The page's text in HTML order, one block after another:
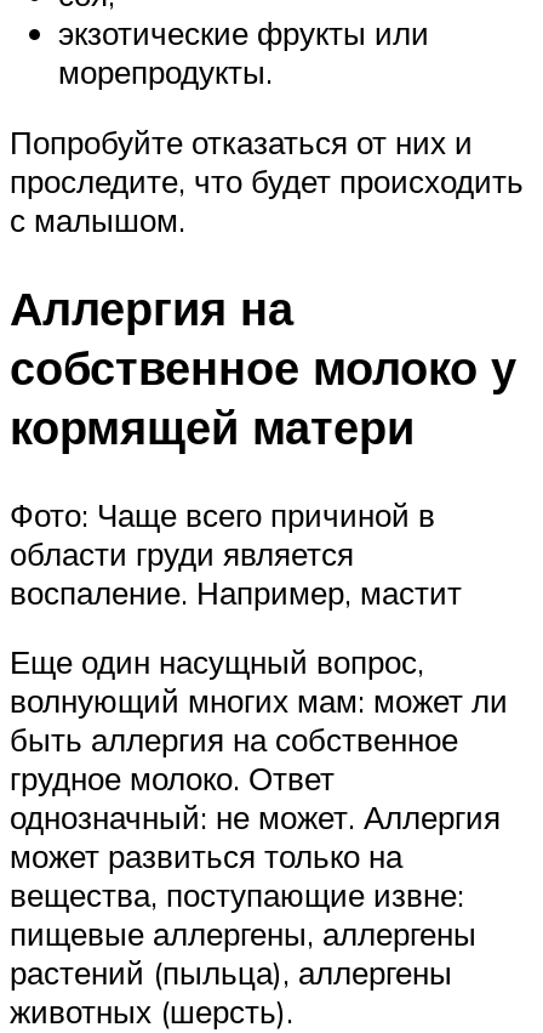
экзотические фрукты или
морепродукты.
Попробуйте отказаться от них и
проследите, что будет происходить
с малышом.
Аллергия на
собственное молоко у
кормящей матери
Фото: Чаще всего причиной в
области груди является
воспаление. Например, мастит
Еще один насущный вопрос,
волнующий многих мам: может ли
быть аллергия на собственное
грудное молоко. Ответ
однозначный: не может. Аллергия
может развиться только на
вещества, поступающие извне:
пищевые аллергены, аллергены
растений (пыльца), аллергены
животных (шерсть).